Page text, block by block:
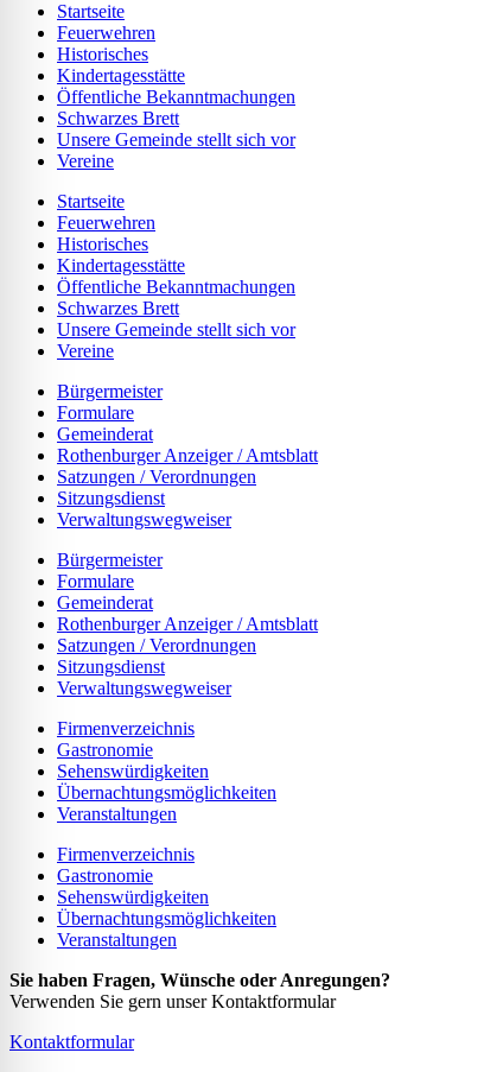
Startseite
Feuerwehren
Historisches
Kindertagesstätte
Öffentliche Bekanntmachungen
Schwarzes Brett
Unsere Gemeinde stellt sich vor
Vereine
Startseite
Feuerwehren
Historisches
Kindertagesstätte
Öffentliche Bekanntmachungen
Schwarzes Brett
Unsere Gemeinde stellt sich vor
Vereine
Bürgermeister
Formulare
Gemeinderat
Rothenburger Anzeiger / Amtsblatt
Satzungen / Verordnungen
Sitzungsdienst
Verwaltungswegweiser
Bürgermeister
Formulare
Gemeinderat
Rothenburger Anzeiger / Amtsblatt
Satzungen / Verordnungen
Sitzungsdienst
Verwaltungswegweiser
Firmenverzeichnis
Gastronomie
Sehenswürdigkeiten
Übernachtungsmöglichkeiten
Veranstaltungen
Firmenverzeichnis
Gastronomie
Sehenswürdigkeiten
Übernachtungsmöglichkeiten
Veranstaltungen
Sie haben Fragen, Wünsche oder Anregungen?
Verwenden Sie gern unser Kontaktformular
Kontaktformular